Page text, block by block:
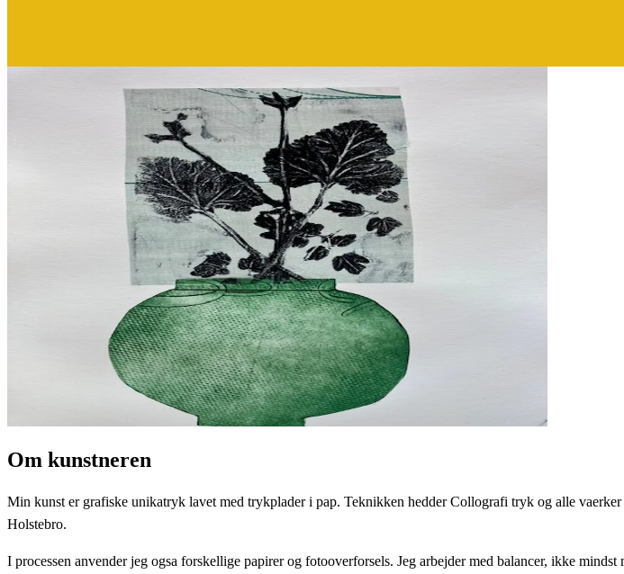
Om kunstneren
Min kunst er grafiske unikatryk lavet med trykplader i pap. Teknikken hedder Collografi tryk og alle
Holstebro.
I processen anvender jeg ogsa forskellige papirer og fotooverforsels. Jeg arbejder med balancer, ikke